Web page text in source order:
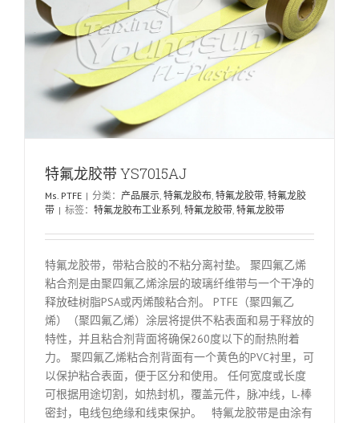
特氟龙胶带 YS7015AJ
Ms. PTFE | 分类： 产品展示, 特氟龙胶布, 特氟龙胶带, 特氟龙胶
带 | 标签： 特氟龙胶布工业系列 , 特氟龙胶带, 特氟龙胶带
特氟龙胶带，带粘合胶的不粘分离衬垫。 聚四氟乙烯
粘合剂是由聚四氟乙烯涂层的玻璃纤维带与一个干净的
释放硅树脂PSA或丙烯酸粘合剂。 PTFE（聚四氟乙
烯）（聚四氟乙烯）涂层将提供不粘表面和易于释放的
特性，并且粘合剂背面将确保260度以下的耐热附着
力。 聚四氟乙烯粘合剂背面有一个黄色的PVC衬里，可
以保护粘合表面，便于区分和使用。 任何宽度或长度
可根据用途切割，如热封机，覆盖元件，脉冲线，L-棒
密封，电线包绝缘和线束保护。 特氟龙胶带是由涂有